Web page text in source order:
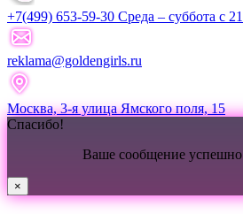
+7(499) 653-59-30 Среда – суббота с
reklama@goldengirls.ru
Москва, 3-я улица Ямского поля, 15
Спасибо!
Ваше сообщение успешно
×